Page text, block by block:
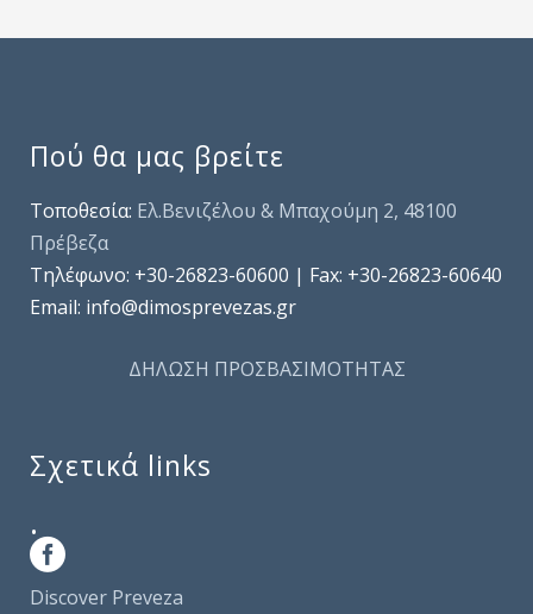
Πού θα μας βρείτε
Τοποθεσία: Ελ.Βενιζέλου & Μπαχούμη 2, 48100
Πρέβεζα
Τηλέφωνo: +30-26823-60600 | Fax: +30-26823-60640
Email: info@dimosprevezas.gr
ΔΗΛΩΣΗ ΠΡΟΣΒΑΣΙΜΟΤΗΤΑΣ
Σχετικά links
.
Discover Preveza